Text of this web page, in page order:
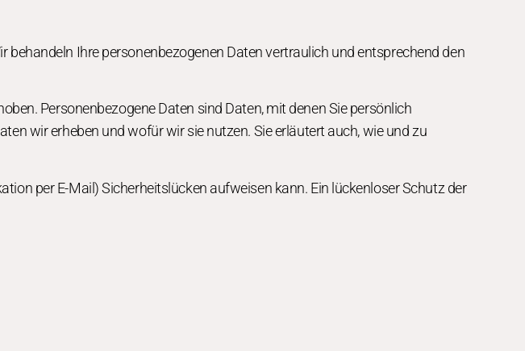
behandeln Ihre personenbezogenen Daten vertraulich und entsprechend den
Personenbezogene Daten sind Daten, mit denen Sie persönlich
wir erheben und wofür wir sie nutzen. Sie erläutert auch, wie und zu
per E-Mail) Sicherheitslücken aufweisen kann. Ein lückenloser Schutz der